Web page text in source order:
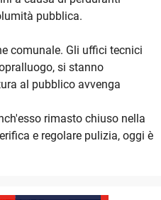
pubblica.
comunale. Gli uffici tecnici
si stanno
al pubblico avvenga
rimasto chiuso nella
e regolare pulizia, oggi è